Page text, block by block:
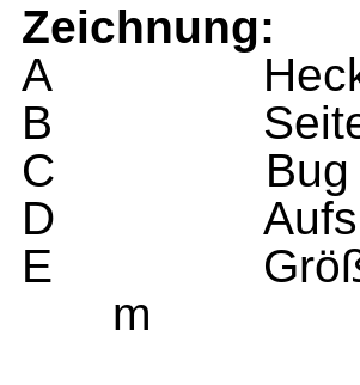
Zeichnung:
A
B
C
Bug
D
E
m